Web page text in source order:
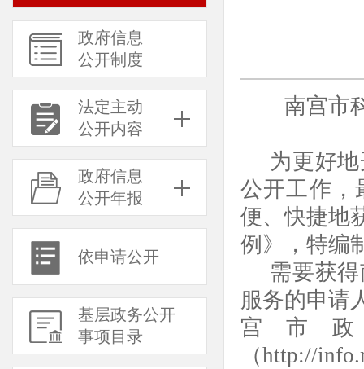
政府信息
公开制度
法定主动
公开内容
政府信息
公开年报
依申请公开
基层政务公开
事项目录
南宫市
为更好
公开工作，
便、快捷地
例》，特编
需要获
服务的申请
宫市
（http://